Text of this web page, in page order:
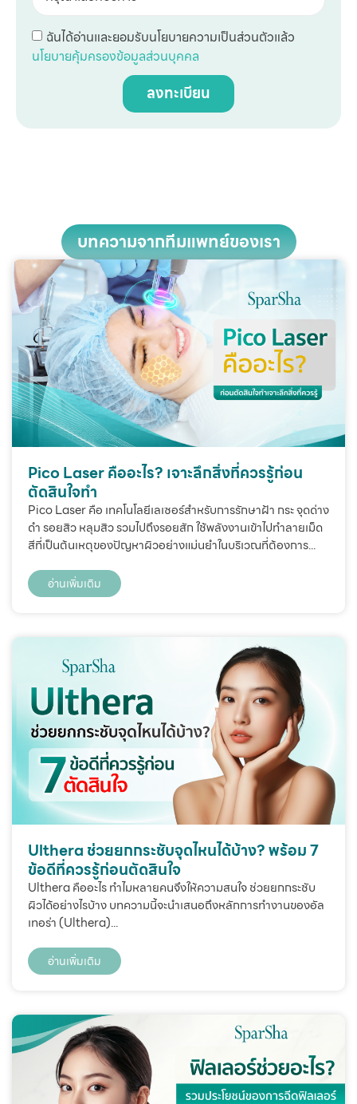
ฉันได้อ่านและยอมรับนโยบายความเป็นส่วนตัวแล้ว
นโยบายคุ้มครองข้อมูลส่วนบุคคล
ลงทะเบียน
บทความจากทีมแพทย์ของเรา
Pico Laser คืออะไร? เจาะลึกสิ่งที่ควรรู้ก่อน
ตัดสินใจทำ
Pico Laser คือ เทคโนโลยีเลเซอร์สำหรับการรักษาฝ้า กระ จุดด่าง
ดำ รอยสิว หลุมสิว รวมไปถึงรอยสัก ใช้พลังงานเข้าไปทำลายเม็ด
สีที่เป็นต้นเหตุของปัญหาผิวอย่างแม่นยำในบริเวณที่ต้องการ...
อ่านเพิ่มเติม
Ulthera ช่วยยกกระชับจุดไหนได้บ้าง? พร้อม 7
ข้อดีที่ควรรู้ก่อนตัดสินใจ
Ulthera คืออะไร ทำไมหลายคนจึงให้ความสนใจ ช่วยยกกระชับ
ผิวได้อย่างไรบ้าง บทความนี้จะนำเสนอถึงหลักการทำงานของอัล
เทอร่า (Ulthera)...
อ่านเพิ่มเติม